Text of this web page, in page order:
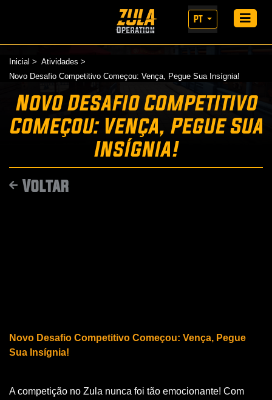
PT
Inicial
Atividades
Novo Desafio Competitivo Começou: Vença, Pegue Sua Insígnia!
Novo Desafio Competitivo
Começou: Vença, Pegue Sua
Insígnia!
Voltar
Novo Desafio Competitivo Começou: Vença, Pegue
Sua Insígnia!
A competição no Zula nunca foi tão emocionante! Com